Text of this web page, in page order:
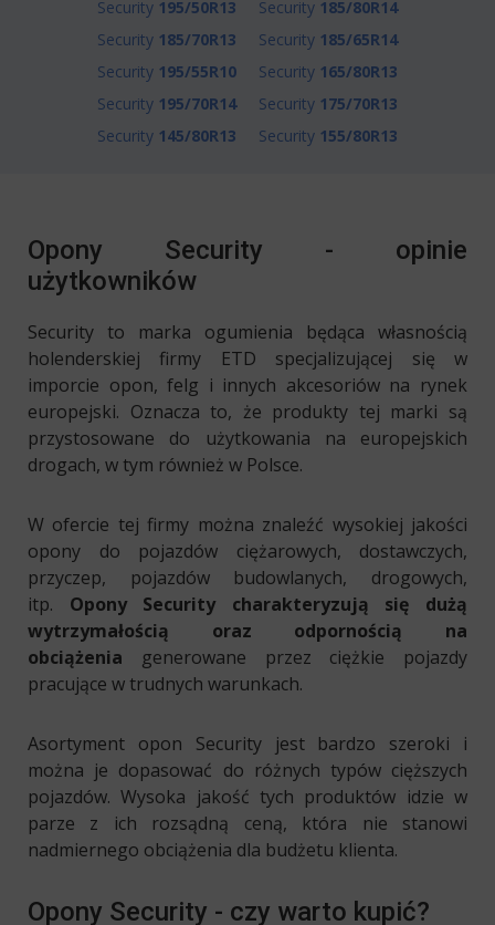
Security 195/50R13 Security 185/80R14
Security 185/70R13 Security 185/65R14
Security 195/55R10 Security 165/80R13
Security 195/70R14 Security 175/70R13
Security 145/80R13 Security 155/80R13
Opony Security - opinie
użytkowników
Security to marka ogumienia będąca własnością
holenderskiej firmy ETD specjalizującej się w
imporcie opon, felg i innych akcesoriów na rynek
europejski. Oznacza to, że produkty tej marki są
przystosowane do użytkowania na europejskich
drogach, w tym również w Polsce.
W ofercie tej firmy można znaleźć wysokiej jakości
opony do pojazdów ciężarowych, dostawczych,
przyczep, pojazdów budowlanych, drogowych,
itp. Opony Security charakteryzują się dużą
wytrzymałością oraz odpornością na
obciążenia
generowane przez ciężkie pojazdy
pracujące w trudnych warunkach.
Asortyment opon Security jest bardzo szeroki i
można je dopasować do różnych typów cięższych
pojazdów. Wysoka jakość tych produktów idzie w
parze z ich rozsądną ceną, która nie stanowi
nadmiernego obciążenia dla budżetu klienta.
Opony Security - czy warto kupić?